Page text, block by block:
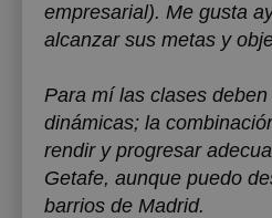
empresarial). Me gusta
alcanzar sus metas y
Para mí las clases
dinámicas; la
rendir y progresar
Getafe, aunque puedo
barrios de Madrid.